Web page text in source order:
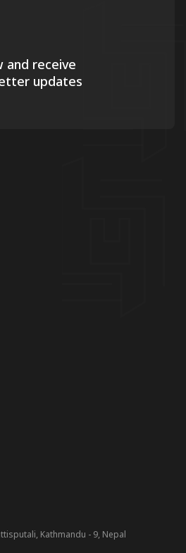
and receive
updates
Kathmandu - 9, Nepal